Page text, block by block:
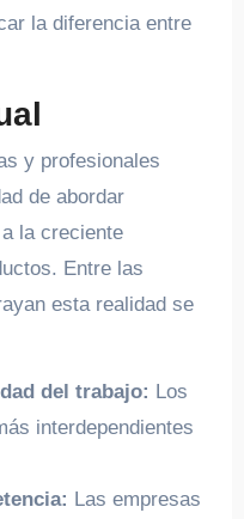
la diferencia entre
y profesionales
de abordar
la creciente
Entre las
esta realidad se
del trabajo: Los
interdependientes
Las empresas